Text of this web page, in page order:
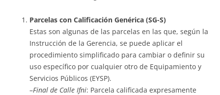
Parcelas con Calificación Genérica (SG-S)
Estas son algunas de las parcelas en las que, según la
Instrucción de la Gerencia, se puede aplicar el
procedimiento simplificado para cambiar o definir su
uso específico por cualquier otro de Equipamiento y
Servicios Públicos (EYSP).
–Final de Calle Ifni: Parcela calificada expresamente